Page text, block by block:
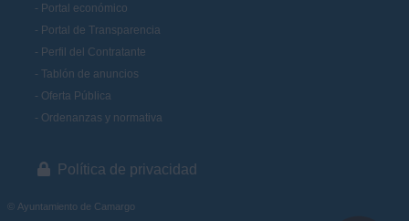
Portal económico
Portal de Transparencia
Perfil del Contratante
Tablón de anuncios
Oferta Pública
Ordenanzas y normativa
Política de privacidad
© Ayuntamiento de Camargo